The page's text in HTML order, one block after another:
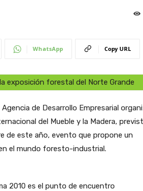
WhatsApp Copy URL
exposición forestal del Norte Grande
de Desarrollo Empresarial
del Mueble y la Madera,
de este año, evento que propone un
el mundo foresto-industrial.
2010 es el punto de encuentro